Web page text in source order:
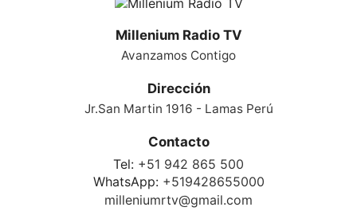
Millenium Radio TV
Avanzamos Contigo
Dirección
Jr.San Martin 1916 - Lamas Perú
Contacto
Tel: +51 942 865 500
WhatsApp: +519428655000
milleniumrtv@gmail.com